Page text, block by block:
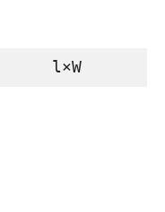
                          l×W